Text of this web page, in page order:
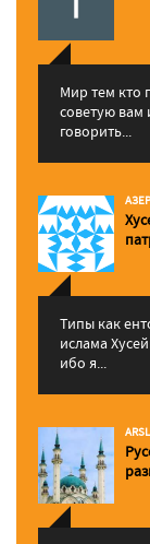
Мир тем кто
советую вам
говорить...
Типы как
ислама
ибо я...